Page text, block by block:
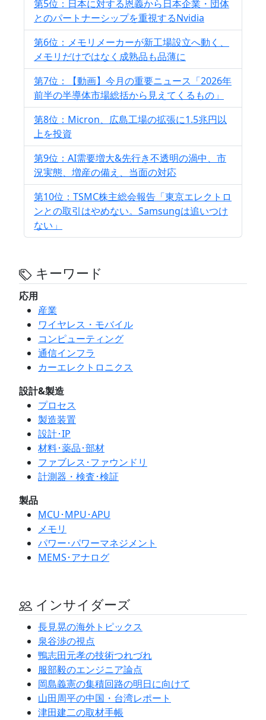
第5位：日本に対する恩義から日本企業・団体
とのパートナーシップを重視するNvidia
第6位：メモリメーカーが新工場設立へ動く、
メモリだけではなく成熟品も品薄に
第7位：【動画】今月の重要ニュース「2026年
前半の半導体市場総括から見えてくるもの」
第8位：Micron、広島工場の拡張に1.5兆円以
上を投資
第9位：AI需要増大&先行き不透明の渦中、市
況実態、増産の備え、当面の対応
第10位：TSMC株主総会報告「東京エレクトロ
ンとの取引はやめない。Samsungは追いつけ
ない」
キーワード
応用
産業
ワイヤレス・モバイル
コンピューティング
通信インフラ
カーエレクトロニクス
設計&製造
プロセス
製造装置
設計･IP
材料･薬品･部材
ファブレス･ファウンドリ
計測器・検査･検証
製品
MCU･MPU･APU
メモリ
パワー･パワーマネジメント
MEMS･アナログ
インサイダーズ
長見晃の海外トピックス
泉谷渉の視点
鴨志田元孝の技術つれづれ
服部毅のエンジニア論点
岡島義憲の集積回路の明日に向けて
山田周平の中国・台湾レポート
津田建二の取材手帳